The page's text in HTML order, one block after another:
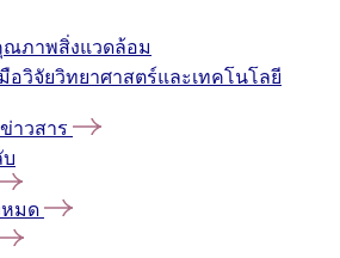
ณภาพสิ่งแวดล้อม
อวิจัยวิทยาศาสตร์และเทคโนโลยี
าวสาร
หมด